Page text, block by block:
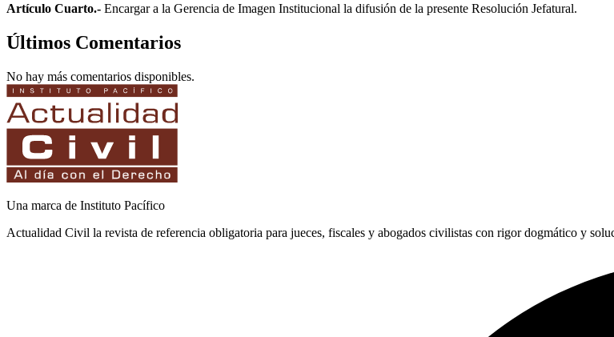
Artículo Cuarto.- Encargar a la Gerencia de Imagen Institucional la difusión de la presente Resolución Jefatural.
Últimos Comentarios
No hay más comentarios disponibles.
Una marca de Instituto Pacífico
Actualidad Civil la revista de referencia obligatoria para jueces, fiscales y abogados civilistas con rigor dogmático y